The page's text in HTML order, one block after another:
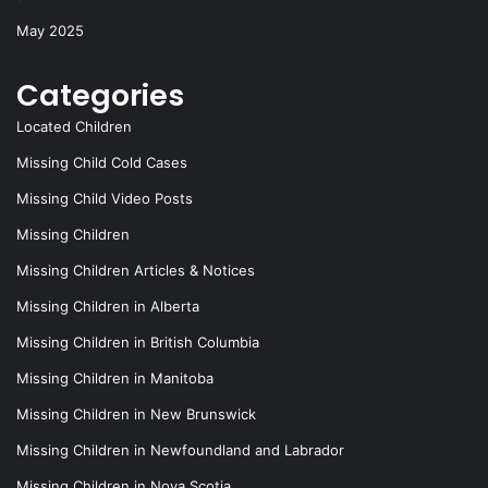
May 2025
Categories
Located Children
Missing Child Cold Cases
Missing Child Video Posts
Missing Children
Missing Children Articles & Notices
Missing Children in Alberta
Missing Children in British Columbia
Missing Children in Manitoba
Missing Children in New Brunswick
Missing Children in Newfoundland and Labrador